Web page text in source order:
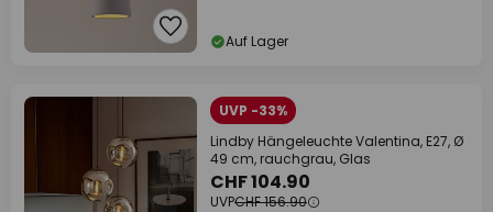
Auf Lager
UVP -33%
Lindby Hängeleuchte Valentina, E27, Ø
49 cm, rauchgrau, Glas
CHF 104.90
UVPCHF 156.90